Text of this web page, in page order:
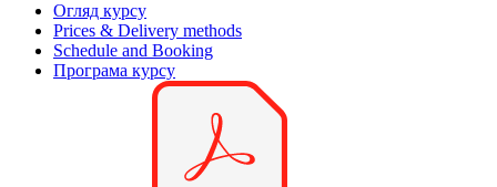
Огляд курсу
Prices & Delivery methods
Schedule and Booking
Програма курсу